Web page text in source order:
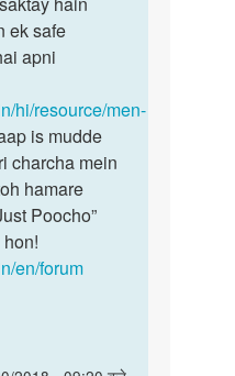
ek safe
apni
hi/resource/men-
is mudde
charcha mein
hamare
Poocho”
en/forum